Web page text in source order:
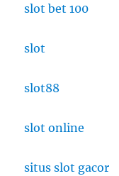
slot bet 100
slot
slot88
slot online
situs slot gacor